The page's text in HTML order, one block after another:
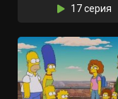
17 серия